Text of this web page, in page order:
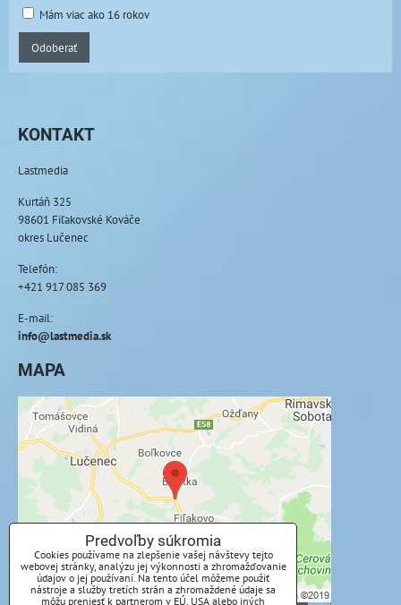
Mám viac ako 16 rokov
Odoberať
KONTAKT
Lastmedia
Kurtáň 325
98601 Fiľakovské Kováče
okres Lučenec
Telefón:
+421 917 085 369
E-mail:
info@lastmedia.sk
MAPA
Externý obsah je blokovaný Voľbami
súkromia
Prajete si načítať externý obsah?
Povoliť tentokrát
Povoliť a zapamätať - súhlas s druhom cookie:
Funkčné
Predvoľby súkromia
Cookies používame na zlepšenie vašej návštevy tejto
webovej stránky, analýzu jej výkonnosti a zhromažďovanie
údajov o jej používaní. Na tento účel môžeme použiť
nástroje a služby tretích strán a zhromaždené údaje sa
môžu preniesť k partnerom v EÚ, USA alebo iných